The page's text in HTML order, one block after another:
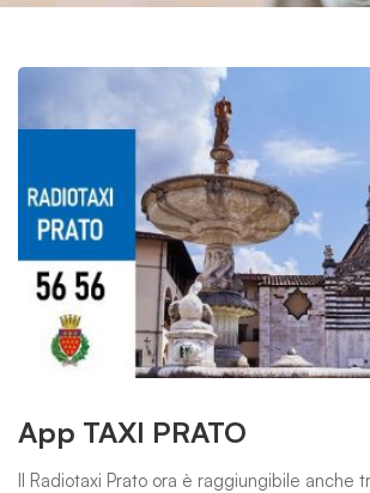
App TAXI PRATO
Il Radiotaxi Prato ora è raggiungibile anche